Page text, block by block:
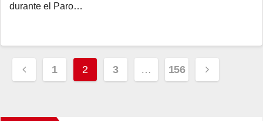
durante el Paro…
Navegación
de
1 2 3 … 156